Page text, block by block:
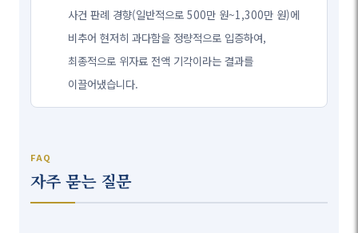
사건 판례 경향(일반적으로 500만 원~1,300만 원)에
비추어 현저히 과다함을 정량적으로 입증하여,
최종적으로 위자료 전액 기각이라는 결과를
이끌어냈습니다.
FAQ
자주 묻는 질문